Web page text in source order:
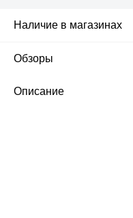
Наличие в магазинах
Обзоры
Описание